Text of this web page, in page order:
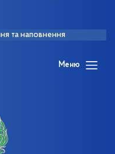
та наповнення
Меню